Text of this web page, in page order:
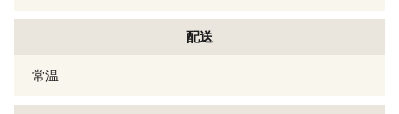
配送
常温